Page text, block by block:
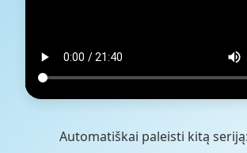
Automatiškai paleisti kitą seriją: